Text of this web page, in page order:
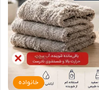
خانواده